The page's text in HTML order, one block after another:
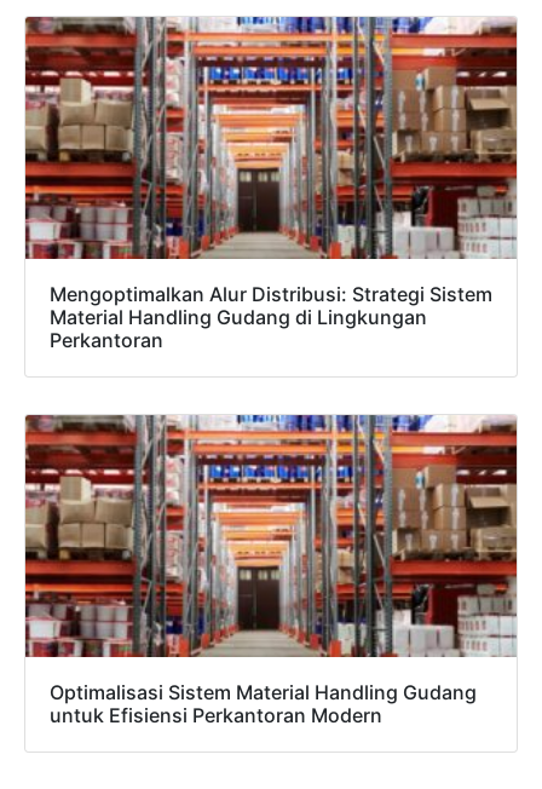
Mengoptimalkan Alur Distribusi: Strategi Sistem
Material Handling Gudang di Lingkungan
Perkantoran
Optimalisasi Sistem Material Handling Gudang
untuk Efisiensi Perkantoran Modern